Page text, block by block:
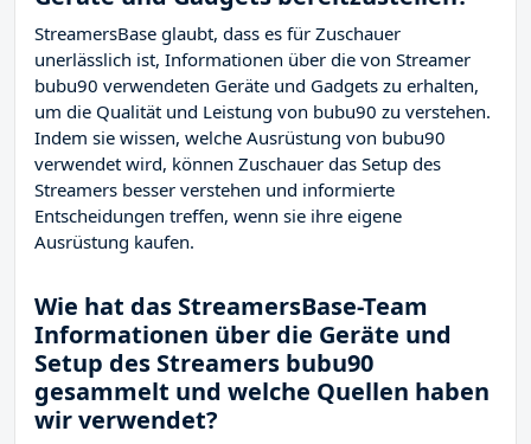
StreamersBase glaubt, dass es für Zuschauer
unerlässlich ist, Informationen über die von Streamer
bubu90 verwendeten Geräte und Gadgets zu erhalten,
um die Qualität und Leistung von bubu90 zu verstehen.
Indem sie wissen, welche Ausrüstung von bubu90
verwendet wird, können Zuschauer das Setup des
Streamers besser verstehen und informierte
Entscheidungen treffen, wenn sie ihre eigene
Ausrüstung kaufen.
Wie hat das StreamersBase-Team
Informationen über die Geräte und
Setup des Streamers bubu90
gesammelt und welche Quellen haben
wir verwendet?